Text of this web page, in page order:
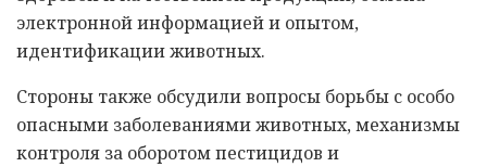
электронной информацией и опытом,
идентификации животных.
Стороны также обсудили вопросы борьбы с особо
опасными заболеваниями животных, механизмы
контроля за оборотом пестицидов и